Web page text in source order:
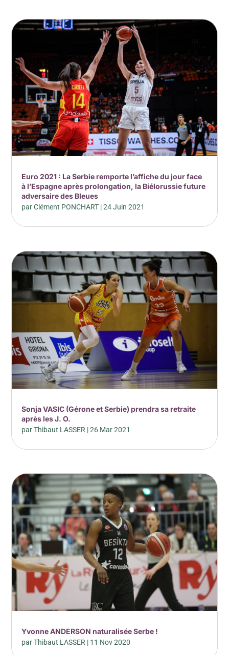
Euro 2021 : La Serbie remporte l’affiche du jour face
à l’Espagne après prolongation, la Biélorussie future
adversaire des Bleues
parClément PONCHART |24 Juin 2021
Sonja VASIC (Gérone et Serbie) prendra sa retraite
après les J. O.
parThibaut LASSER |26 Mar 2021
Yvonne ANDERSON naturalisée Serbe !
parThibaut LASSER | 11 Nov 2020